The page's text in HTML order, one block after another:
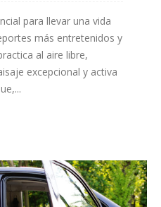
para llevar una vida
más entretenidos y
al aire libre,
excepcional y activa